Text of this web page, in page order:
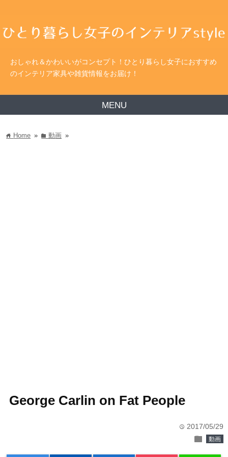
おしゃれ＆かわいいがコンセプト！ひとり暮らし女子におすすめ
のインテリア家具や雑貨情報をお届け！
MENU
home Home » folder動画 »
George Carlin on Fat People
time 2017/05/29
folder 動画